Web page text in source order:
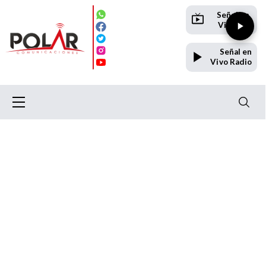
Señal en
Vivo TV
Señal en
Vivo Radio